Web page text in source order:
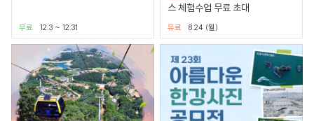
12.3 ~ 12.31
무료
스 체험수업 무료 초대
8.24 (월)
유료